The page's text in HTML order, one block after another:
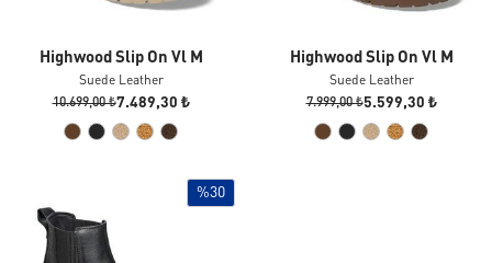
Highwood Slip On Vl M
Suede Leather
10.699,00 ₺7.489,30 ₺
Highwood Slip On Vl M
Suede Leather
7.999,00 ₺5.599,30 ₺
%30